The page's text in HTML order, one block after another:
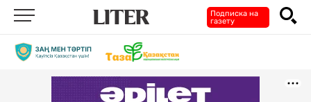
Подписка на
газету